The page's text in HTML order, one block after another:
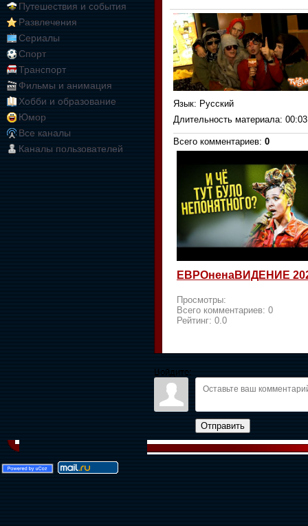
Путешествия и события
Развлечения
Сериалы
Спорт
Транспорт
Фильмы и анимация
Хобби и образование
Юмор
Все каналы
Каналы пользователей
Язык: Русский
Длительность материала:
Всего комментариев: 0
ЕВРОненаВИДЕНИЕ
Просмотры:
Всего комментариев: 0
Рейтинг: 0.0
Войдите:
Отправить